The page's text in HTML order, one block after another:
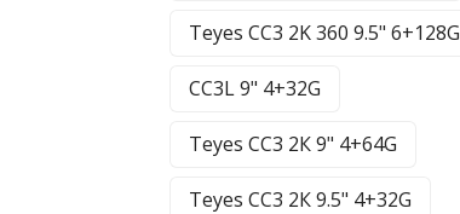
Teyes CC3 2K 360 9.5" 6+128G
CC3L 9" 4+32G
Teyes CC3 2К 9" 4+64G
Teyes CC3 2К 9.5" 4+32G